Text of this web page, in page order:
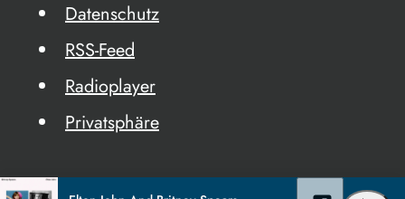
Datenschutz
RSS-Feed
Radioplayer
Privatsphäre